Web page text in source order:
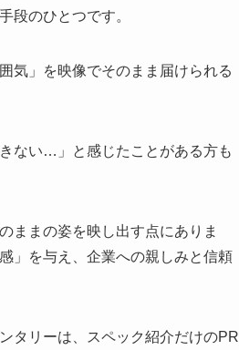
段のひとつです。
気」を映像でそのまま届けられる
ない…」と感じたことがある方も
ままの姿を映し出す点にありま
」を与え、企業への親しみと信頼
タリーは、スペック紹介だけのPR